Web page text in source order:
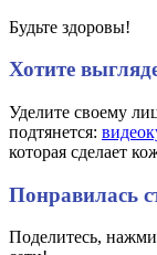
Будьте здоровы!
Хотите
Уделите своему
подтянется:
которая сделает
Понравилась
Поделитесь,